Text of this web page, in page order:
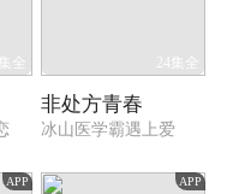
全 24集全
非处方青春
冰山医学霸遇上爱
APP APP